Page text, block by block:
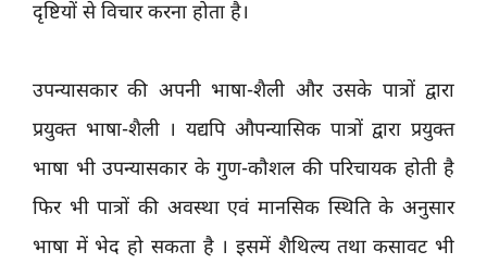
दृष्टियों से विचार करना होता है।
उपन्यासकार की अपनी भाषा-शैली और उसके पात्रों द्वारा
प्रयुक्त भाषा-शैली । यद्यपि औपन्यासिक पात्रों द्वारा प्रयुक्त
भाषा भी उपन्यासकार के गुण-कौशल की परिचायक होती है
फिर भी पात्रों की अवस्था एवं मानसिक स्थिति के अनुसार
भाषा में भेद हो सकता है । इसमें शैथिल्य तथा कसावट भी